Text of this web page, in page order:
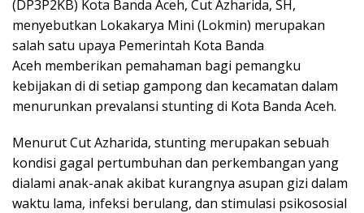
(DP3P2KB) Kota Banda Aceh, Cut Azharida, SH,
menyebutkan Lokakarya Mini (Lokmin) merupakan
salah satu upaya Pemerintah Kota Banda
Aceh memberikan pemahaman bagi pemangku
kebijakan di di setiap gampong dan kecamatan dalam
menurunkan prevalansi stunting di Kota Banda Aceh.
Menurut Cut Azharida, stunting merupakan sebuah
kondisi gagal pertumbuhan dan perkembangan yang
dialami anak-anak akibat kurangnya asupan gizi dalam
waktu lama, infeksi berulang, dan stimulasi psikososial